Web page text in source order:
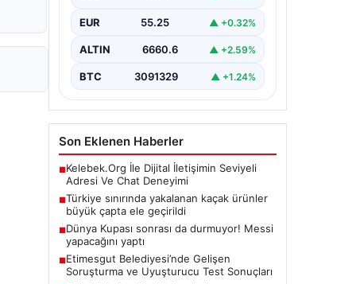
kontrollerinde, piyasa değeri
büyük…
EUR 55.25 ▲ +0.32%
ALTIN 6660.6 ▲ +2.59%
BTC 3091329 ▲ +1.24%
Son Eklenen Haberler
■Kelebek.Org İle Dijital İletişimin Seviyeli
Adresi Ve Chat Deneyimi
■Türkiye sınırında yakalanan kaçak ürünler
büyük çapta ele geçirildi
■Dünya Kupası sonrası da durmuyor! Messi
yapacağını yaptı
■Etimesgut Belediyesi’nde Gelişen
Soruşturma ve Uyuşturucu Test Sonuçları